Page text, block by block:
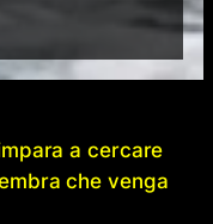
a cercare
che venga